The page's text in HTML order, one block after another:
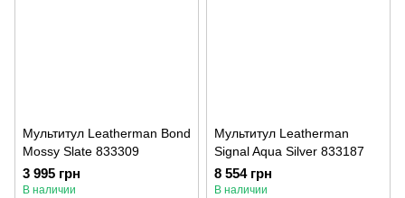
Мультитул Leatherman Bond
Mossy Slate 833309
3 995 грн
В наличии
Мультитул Leatherman
Signal Aqua Silver 833187
8 554 грн
В наличии